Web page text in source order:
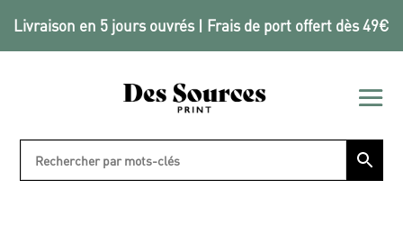
Livraison en 5 jours ouvrés | Frais de port offert dès 49€